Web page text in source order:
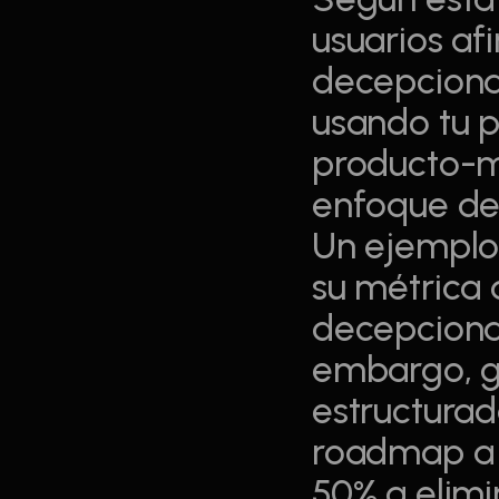
usuarios
usando tu
producto-
enfoque
Un
su métrica
embargo,
roadmap